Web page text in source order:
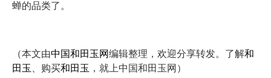
蝉的品类了。
（本文由中国和田玉网编辑整理，欢迎分享转发。了解和
田玉
、购买和田玉 ，就上中国和田玉网）